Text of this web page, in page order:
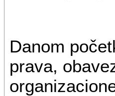
Danom
prava,